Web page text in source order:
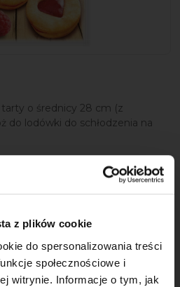
z plików cookie
do spersonalizowania treści
społecznościowe i
witrynie. Informacje o tym, jak
o średnicy 28 cm (z
do lodówki do schłodzenia na
dyniowej:
kawałki i gotuj ją we wrzącej
Zlej wodę.